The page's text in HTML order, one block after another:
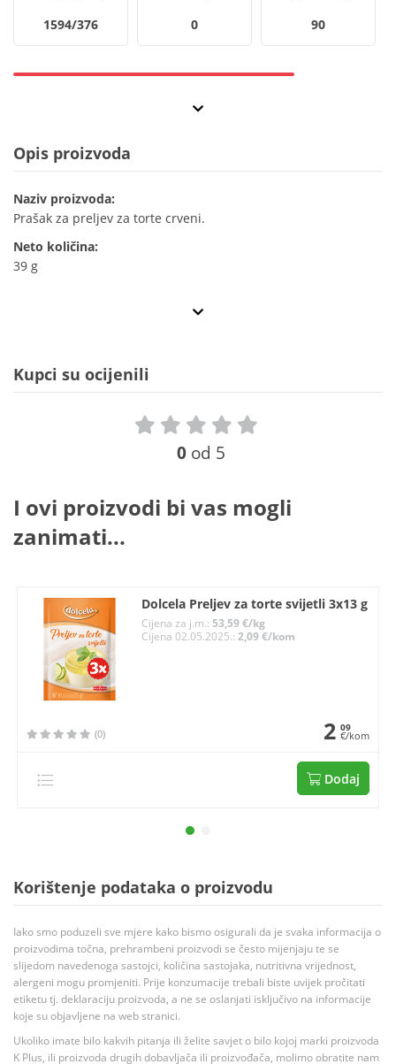
1594/376 0 90
Opis proizvoda
Naziv proizvoda:
Prašak za preljev za torte crveni.
Neto količina:
39 g
Kupci su ocijenili
0 od 5
I ovi proizvodi bi vas mogli
zanimati...
Dolcela Preljev za torte svijetli 3x13 g
Cijena za j.m.:53,59 €/kg
Cijena 02.05.2025.:2,09 €/kom
(0) 2 09
€/kom
Dodaj
Korištenje podataka o proizvodu
Iako smo poduzeli sve mjere kako bismo osigurali da je svaka informacija o
proizvodima točna, prehrambeni proizvodi se često mijenjaju te se
slijedom navedenoga sastojci, količina sastojaka, nutritivna vrijednost,
alergeni mogu promjeniti. Prije konzumacije trebali biste uvijek pročitati
etiketu tj. deklaraciju proizvoda, a ne se oslanjati isključivo na informacije
koje su objavljene na web stranici.
Ukoliko imate bilo kakvih pitanja ili želite savjet o bilo kojoj marki proizvoda
K Plus, ili proizvoda drugih dobavljača ili proizvođača, molimo obratite nam